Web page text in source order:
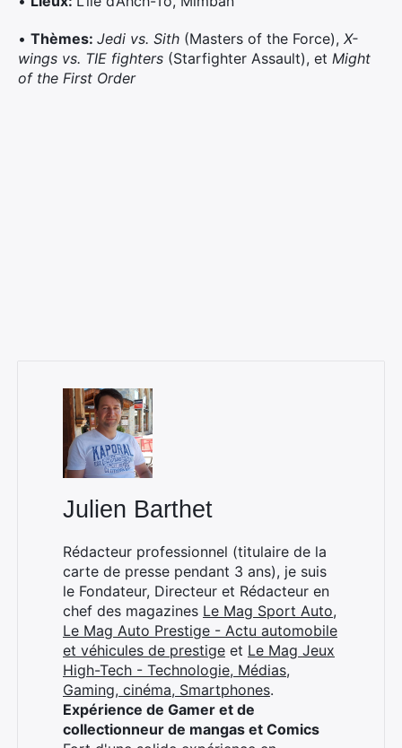
• Thèmes: Jedi vs. Sith (Masters of the Force), X-
wings vs. TIE fighters (Starfighter Assault), et Might
of the First Order
Julien Barthet
Rédacteur professionnel (titulaire de la
carte de presse pendant 3 ans), je suis
le Fondateur, Directeur et Rédacteur en
chef des magazines Le Mag Sport Auto,
Le Mag Auto Prestige - Actu automobile
et véhicules de prestige et Le Mag Jeux
High-Tech - Technologie, Médias,
Gaming, cinéma, Smartphones.
Expérience de Gamer et de
collectionneur de mangas et Comics